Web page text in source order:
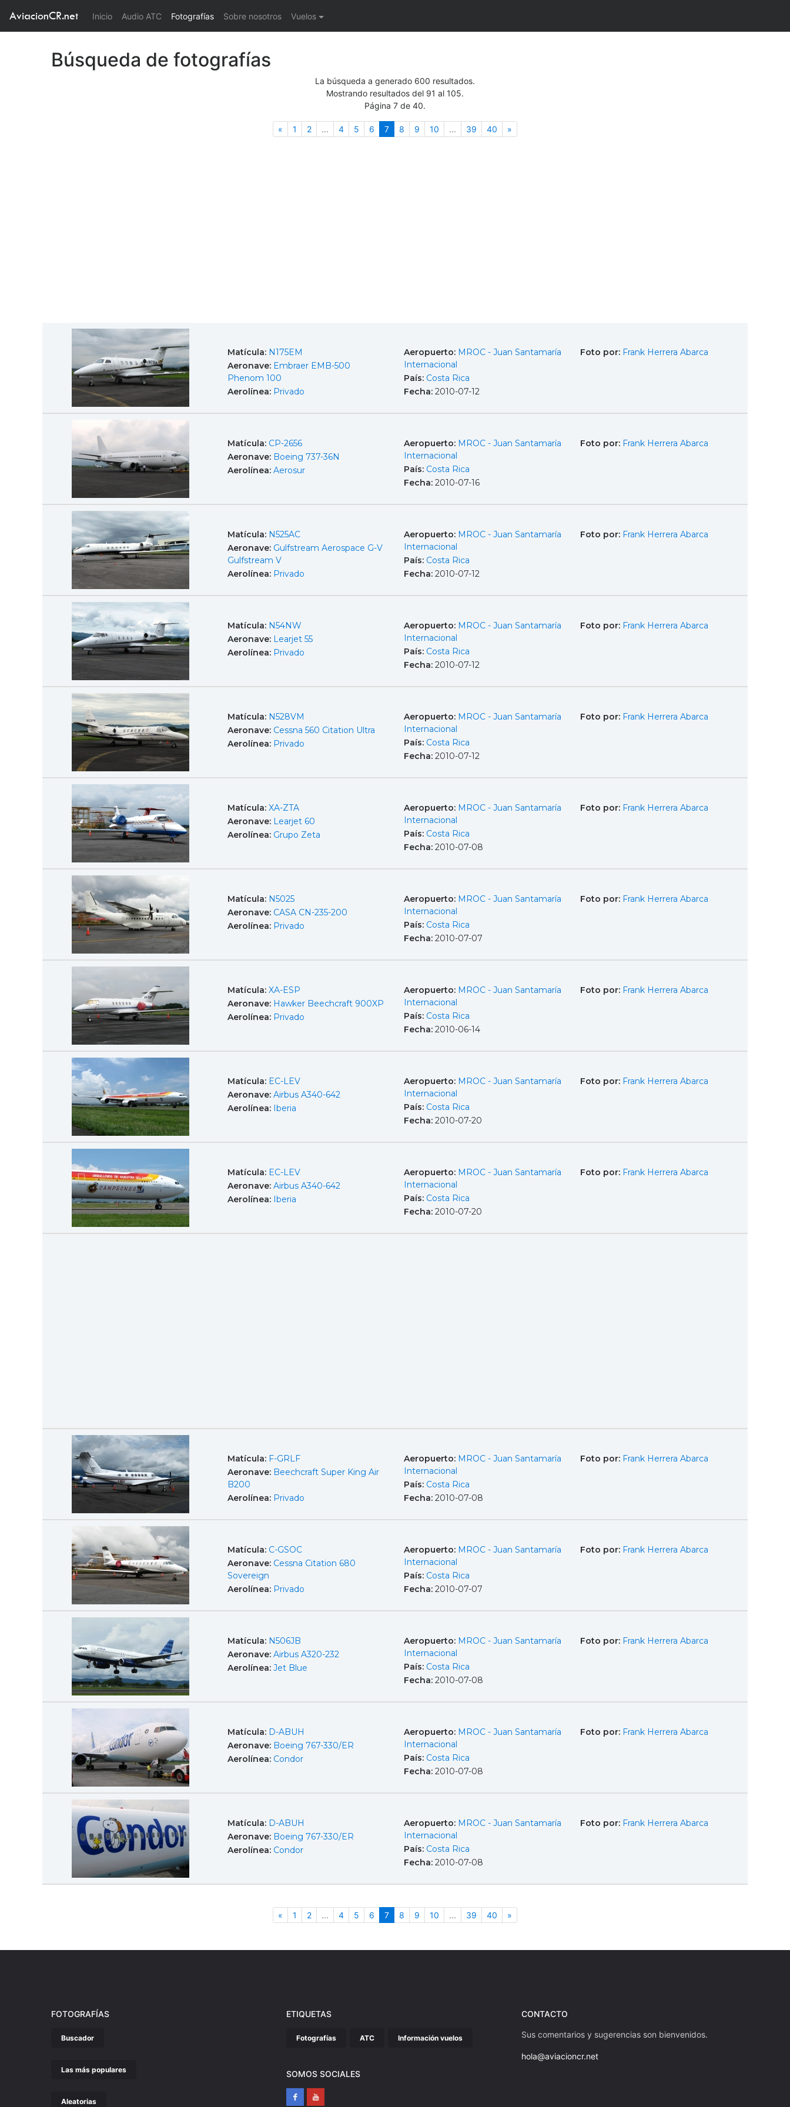
AviacionCR.net Inicio(current)
Audio ATC Fotografías Sobre nosotros Vuelos
Búsqueda de fotografías
La búsqueda a generado 600 resultados.
Mostrando resultados del 91 al 105.
Página 7 de 40.
« Anterior
1 2 ... 4 5 6 7(actual)
8 9 10 ... 39 40 »
Matícula: N175EM
Aeronave: Embraer EMB-500
Phenom 100
Aerolínea: Privado
Aeropuerto: MROC - Juan Santamaría
Internacional
País: Costa Rica
Fecha: 2010-07-12
Foto por: Frank Herrera Abarca
Matícula: CP-2656
Aeronave: Boeing 737-36N
Aerolínea: Aerosur
Aeropuerto: MROC - Juan Santamaría
Internacional
País: Costa Rica
Fecha: 2010-07-16
Foto por: Frank Herrera Abarca
Matícula: N525AC
Aeronave: Gulfstream Aerospace G-V
Gulfstream V
Aerolínea: Privado
Aeropuerto: MROC - Juan Santamaría
Internacional
País: Costa Rica
Fecha: 2010-07-12
Foto por: Frank Herrera Abarca
Matícula: N54NW
Aeronave: Learjet 55
Aerolínea: Privado
Aeropuerto: MROC - Juan Santamaría
Internacional
País: Costa Rica
Fecha: 2010-07-12
Foto por: Frank Herrera Abarca
Matícula: N528VM
Aeronave: Cessna 560 Citation Ultra
Aerolínea: Privado
Aeropuerto: MROC - Juan Santamaría
Internacional
País: Costa Rica
Fecha: 2010-07-12
Foto por: Frank Herrera Abarca
Matícula: XA-ZTA
Aeronave: Learjet 60
Aerolínea: Grupo Zeta
Aeropuerto: MROC - Juan Santamaría
Internacional
País: Costa Rica
Fecha: 2010-07-08
Foto por: Frank Herrera Abarca
Matícula: N5025
Aeronave: CASA CN-235-200
Aerolínea: Privado
Aeropuerto: MROC - Juan Santamaría
Internacional
País: Costa Rica
Fecha: 2010-07-07
Foto por: Frank Herrera Abarca
Matícula: XA-ESP
Aeronave: Hawker Beechcraft 900XP
Aerolínea: Privado
Aeropuerto: MROC - Juan Santamaría
Internacional
País: Costa Rica
Fecha: 2010-06-14
Foto por: Frank Herrera Abarca
Matícula: EC-LEV
Aeronave: Airbus A340-642
Aerolínea: Iberia
Aeropuerto: MROC - Juan Santamaría
Internacional
País: Costa Rica
Fecha: 2010-07-20
Foto por: Frank Herrera Abarca
Matícula: EC-LEV
Aeronave: Airbus A340-642
Aerolínea: Iberia
Aeropuerto: MROC - Juan Santamaría
Internacional
País: Costa Rica
Fecha: 2010-07-20
Foto por: Frank Herrera Abarca
Matícula: F-GRLF
Aeronave: Beechcraft Super King Air
B200
Aerolínea: Privado
Aeropuerto: MROC - Juan Santamaría
Internacional
País: Costa Rica
Fecha: 2010-07-08
Foto por: Frank Herrera Abarca
Matícula: C-GSOC
Aeronave: Cessna Citation 680
Sovereign
Aerolínea: Privado
Aeropuerto: MROC - Juan Santamaría
Internacional
País: Costa Rica
Fecha: 2010-07-07
Foto por: Frank Herrera Abarca
Matícula: N506JB
Aeronave: Airbus A320-232
Aerolínea: Jet Blue
Aeropuerto: MROC - Juan Santamaría
Internacional
País: Costa Rica
Fecha: 2010-07-08
Foto por: Frank Herrera Abarca
Matícula: D-ABUH
Aeronave: Boeing 767-330/ER
Aerolínea: Condor
Aeropuerto: MROC - Juan Santamaría
Internacional
País: Costa Rica
Fecha: 2010-07-08
Foto por: Frank Herrera Abarca
Matícula: D-ABUH
Aeronave: Boeing 767-330/ER
Aerolínea: Condor
Aeropuerto: MROC - Juan Santamaría
Internacional
País: Costa Rica
Fecha: 2010-07-08
Foto por: Frank Herrera Abarca
« Anterior
1 2 ... 4 5 6 7(actual)
8 9 10 ... 39 40 »
FOTOGRAFÍAS
Buscador
Las más populares
Aleatorias
ETIQUETAS
Fotografías ATC Información vuelos
SOMOS SOCIALES
CONTACTO
Sus comentarios y sugerencias son bienvenidos.
hola@aviacioncr.net